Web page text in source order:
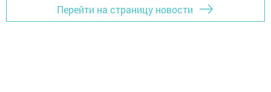
Перейти на страницу новости